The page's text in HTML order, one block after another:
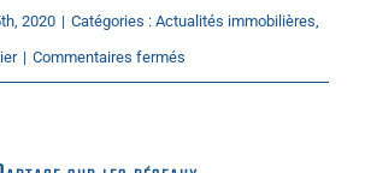
2020 | Catégories : Actualités immobilières,
| Commentaires fermés
responsabilité